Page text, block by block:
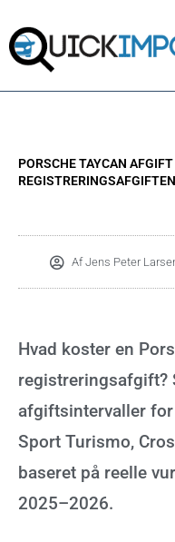
indholdet
PORSCHE TAYCAN
AfJens Peter
Hvad koster en
registreringsafgift?
afgiftsintervaller for
Sport Turismo,
baseret på reelle
2025–2026.